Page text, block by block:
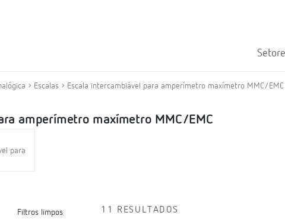
Escalas Escala intercambiável para amperímetro maxímetro MMC/EMC
amperímetro maxímetro MMC/EMC
para
Filtros limpos 11 RESULTADOS